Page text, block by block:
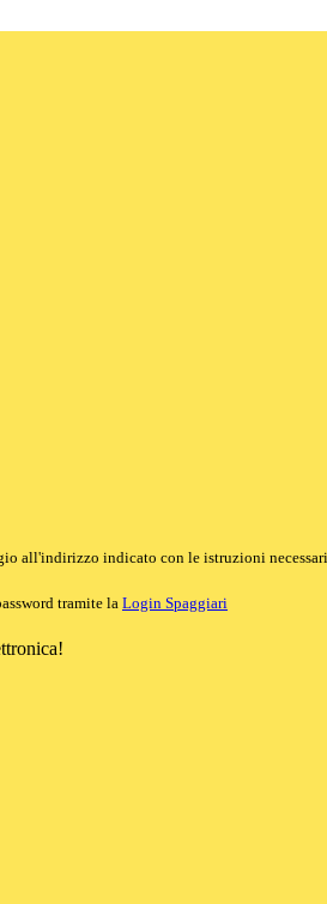
all'indirizzo indicato con le istruzioni
tramite la Login Spaggiari